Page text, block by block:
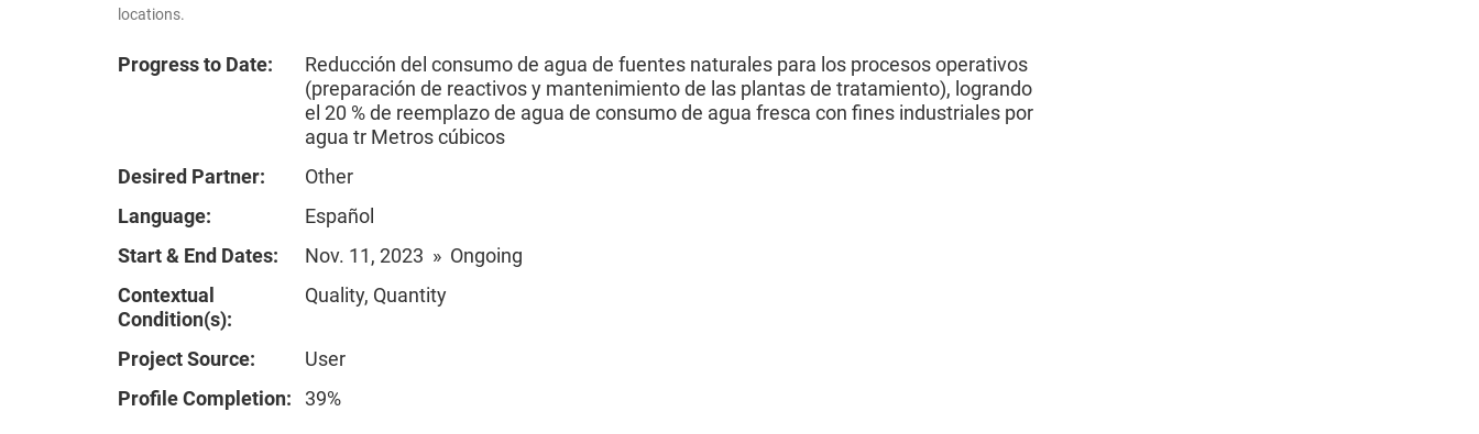
locations.
Progress to Date:
Reducción del consumo de agua de fuentes naturales para los procesos operativos
(preparación de reactivos y mantenimiento de las plantas de tratamiento), logrando
el 20 % de reemplazo de agua de consumo de agua fresca con fines industriales por
agua tr Metros cúbicos
Desired Partner:
Other
Language:
Español
Start & End Dates:
Nov. 11, 2023 » Ongoing
Contextual
Condition(s):
Quality, Quantity
Project Source:
User
Profile Completion:
39%